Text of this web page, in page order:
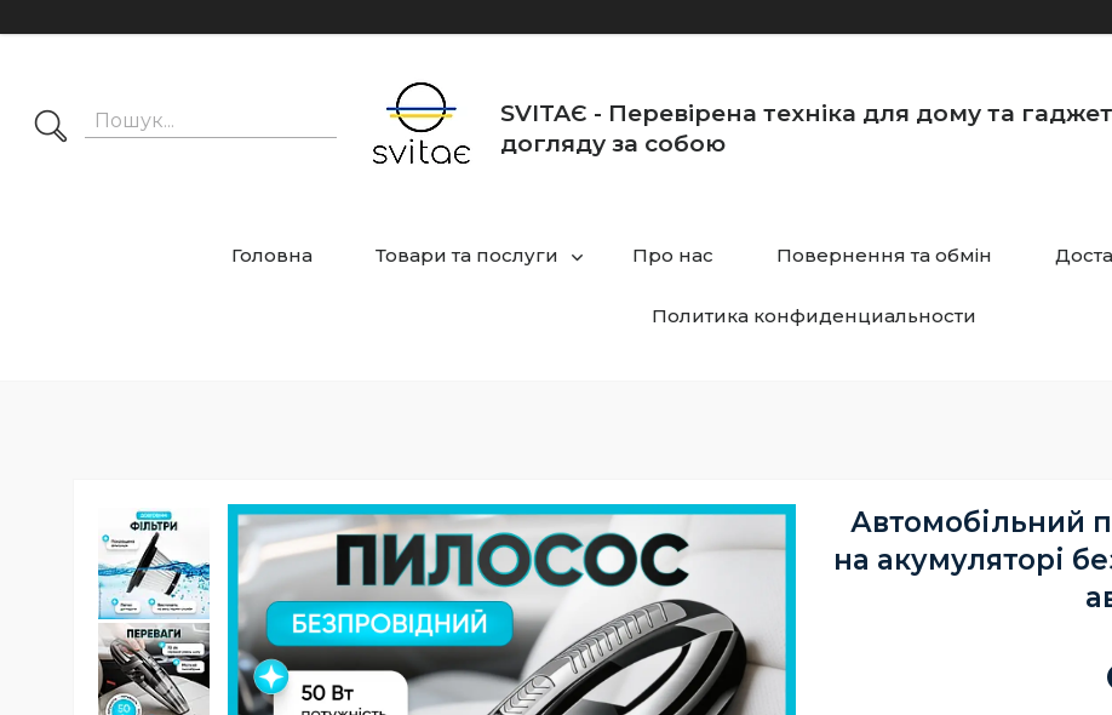
SVITAЄ - Перевірена техніка для дому та
догляду за собою
Головна Товари та послуги Про нас Повернення та обмін
Политика конфиденциальности
Автомобільний
на акумуляторі